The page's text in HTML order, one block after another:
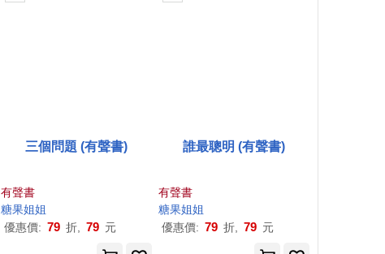
三個問題 (有聲書)
有聲書
糖果姐姐
優惠價: 79 折, 79 元
誰最聰明 (有聲書)
有聲書
糖果姐姐
優惠價: 79 折, 79 元